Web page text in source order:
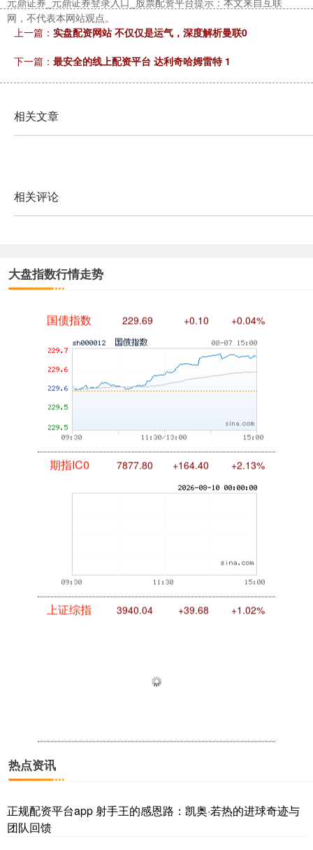
网，不代表本网站观点。
上一篇： 实盘配资网站 不仅仅是运气，深度解析曼联0
下一篇： 最安全的线上配资平台 达利奇哈姆雷特 1
相关文章
相关评论
大盘指数行情走势
创业板指 3563.12 +47.56 +1.35%
国债指数 229.69 +0.10 +0.04%
期指IC0 7877.80 +164.40 +2.13%
上证综指 3940.04 +39.68 +1.02%
深证成指
热点资讯
正规配资平台app 射手王的感恩路：凯奥·若热的进球奇迹与
团队回馈